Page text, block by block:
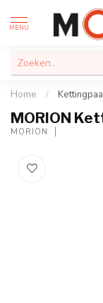
MENU
Home /
MORION
MORION